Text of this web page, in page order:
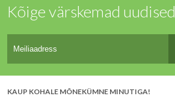
Kõige värskemad uudised
KAUP KOHALE MÕNEKÜMNE MINUTIGA!